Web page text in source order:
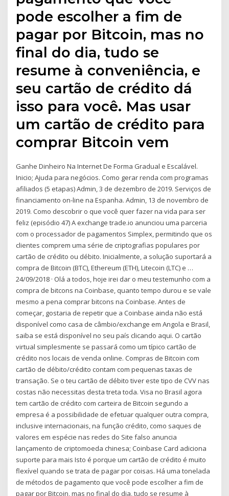
pode escolher a fim de
pagar por Bitcoin, mas no
final do dia, tudo se
resume à conveniência, e
seu cartão de crédito dá
isso para você. Mas usar
um cartão de crédito para
comprar Bitcoin vem
Ganhe Dinheiro Na Internet De Forma Gradual e Escalável.
Inicio; Ajuda para negócios. Como gerar renda com programas
afiliados (5 etapas) Admin, 3 de dezembro de 2019. Serviços de
financiamento on-line na Espanha. Admin, 13 de novembro de
2019. Como descobrir o que você quer fazer na vida para ser
feliz (episódio 47) A exchange trade.io anunciou uma parceria
com o processador de pagamentos Simplex, permitindo que os
clientes comprem uma série de criptografias populares por
cartão de crédito ou débito. Inicialmente, a solução suportará a
compra de Bitcoin (BTC), Ethereum (ETH), Litecoin (LTC) e …
24/09/2018 · Olá a todos, hoje irei dar o meu testemunho com a
compra de bitcons na Coinbase, quanto tempo durou e se vale
mesmo a pena comprar bitcons na Coinbase. Antes de
começar, gostaria de repetir que a Coinbase ainda não está
disponível como casa de câmbio/exchange em Angola e Brasil,
saiba se está disponível no seu país clicando aqui. O cartão
virtual simplesmente se passará como um típico cartão de
crédito nos locais de venda online. Compras de Bitcoin com
cartão de débito/crédito contam com pequenas taxas de
transação. Se o teu cartão de débito tiver este tipo de CVV nas
costas não necessitas desta treta toda. Visa no Brasil agora
tem cartão de crédito com carteira de Bitcoin segundo a
empresa é a possibilidade de efetuar qualquer outra compra,
inclusive internacionais, na função crédito, como saques de
valores em espécie nas redes do Site falso anuncia
lançamento de criptomoeda chinesa; Coinbase Card adiciona
suporte para mais Isto é porque um cartão de crédito é muito
flexível quando se trata de pagar por coisas. Há uma tonelada
de métodos de pagamento que você pode escolher a fim de
pagar por Bitcoin, mas no final do dia, tudo se resume à